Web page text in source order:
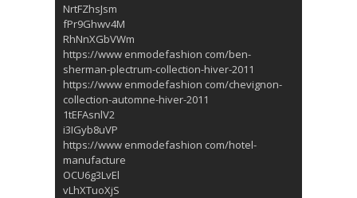
NrtFZhsJsm
fPr9Ghwv4M
RhNnXGbVWm
https://www enmodefashion com/ben-
sherman-plectrum-collection-hiver-2011
https://www enmodefashion com/chevignon-
collection-automne-hiver-2011
1tEFAsnlV2
i3IGyb8uVP
https://www enmodefashion com/hotel-
manufacture
OCU6g3LvEl
vLhXTuoXjS